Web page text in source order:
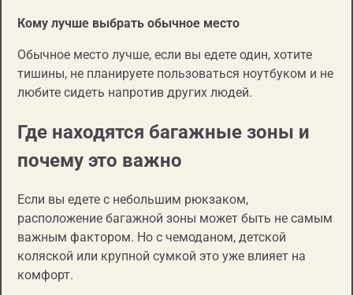
Кому лучше выбрать обычное место
Обычное место лучше, если вы едете один, хотите
тишины, не планируете пользоваться ноутбуком и не
любите сидеть напротив других людей.
Где находятся багажные зоны и
почему это важно
Если вы едете с небольшим рюкзаком,
расположение багажной зоны может быть не самым
важным фактором. Но с чемоданом, детской
коляской или крупной сумкой это уже влияет на
комфорт.